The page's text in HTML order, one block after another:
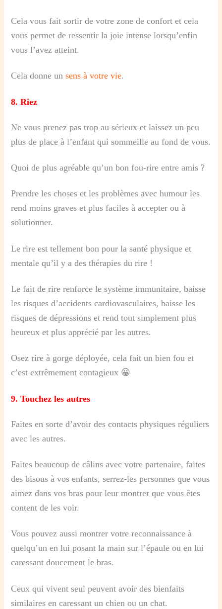
Cela vous fait sortir de votre zone de confort et cela
vous permet de ressentir la joie intense lorsqu’enfin
vous l’avez atteint.
Cela donne unsens à votre vie.
8.Riez
Ne vous prenez pas trop au sérieux et laissez un peu
plus de place à l’enfant qui sommeille au fond de vous.
Quoi de plus agréable qu’un bon fou-rire entre amis ?
Prendre les choses et les problèmes avec humour les
rend moins graves et plus faciles à accepter ou à
solutionner.
Le rire est tellement bon pour la santé physique et
mentale qu’il y a des thérapies du rire !
Le fait de rire renforce le système immunitaire, baisse
les risques d’accidents cardiovasculaires, baisse les
risques de dépressions et rend tout simplement plus
heureux et plus apprécié par les autres.
Osez rire à gorge déployée, cela fait un bien fou et
c’est extrêmement contagieux 😀
9.Touchez les autres
Faites en sorte d’avoir des contacts physiques réguliers
avec les autres.
Faites beaucoup de câlins avec votre partenaire, faites
des bisous à vos enfants, serrez-les personnes que vous
aimez dans vos bras pour leur montrer que vous êtes
content de les voir.
Vous pouvez aussi montrer votre reconnaissance à
quelqu’un en lui posant la main sur l’épaule ou en lui
caressant doucement le bras.
Ceux qui vivent seul peuvent avoir des bienfaits
similaires en caressant un chien ou un chat.